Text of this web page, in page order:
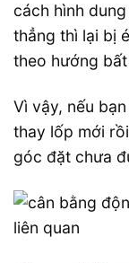
cách hình
thẳng thì lại bị
theo hướng
Vì vậy, nếu
thay lốp mới
góc đặt chưa